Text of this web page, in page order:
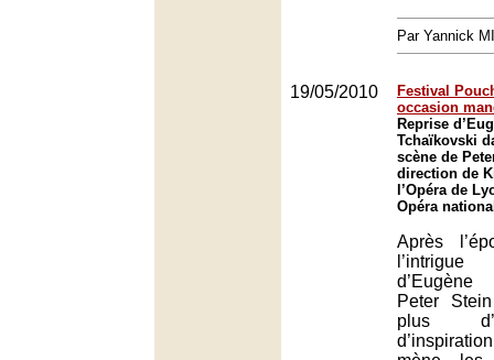
Par Yannick
19/05/2010
Festival
occasion
Reprise
Tchaïkovski
scène de
direction de
l’Opéra de
Opéra
Après
Peter
plus